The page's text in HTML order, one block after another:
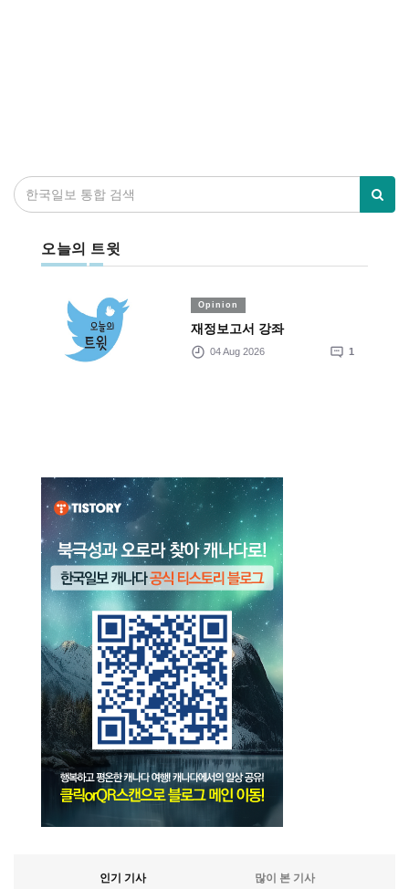
오늘의 트윗
Opinion
재정보고서 강좌
04 Aug 2026 1
인기 기사 많이 본 기사